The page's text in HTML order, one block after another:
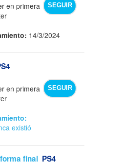
SEGUIR
en primera
14/3/2024
SEGUIR
en primera
existió
final PS4